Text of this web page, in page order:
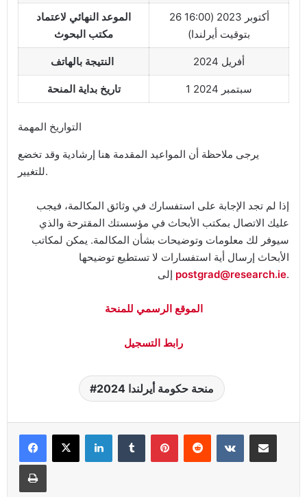
الموعد النهائي لاعتماد
مكتب البحوث
26 أكتوبر 2023 (16:00
بتوقيت أيرلندا)
أفريل 2024
تاريخ بداية المنحة 1 سبتمبر 2024
التواريخ المهمة
يرجى ملاحظة أن المواعيد المقدمة هنا إرشادية وقد تخضع
للتغيير.
إذا لم تجد الإجابة على استفسارك في وثائق المكالمة، فيجب
عليك الاتصال بمكتب الأبحاث في مؤسستك المقترحة والذي
سيوفر لك معلومات وتوضيحات بشأن المكالمة. يمكن لمكاتب
الأبحاث إرسال أية استفسارات لا تستطيع توضيحها
postgrad@research.ie.
الموقع الرسمي للمنحة
رابط التسجيل
منحة حكومة أيرلندا 2024
LinkedinTumblr PinterestReddit VKontaktePartager par email
Imprimer